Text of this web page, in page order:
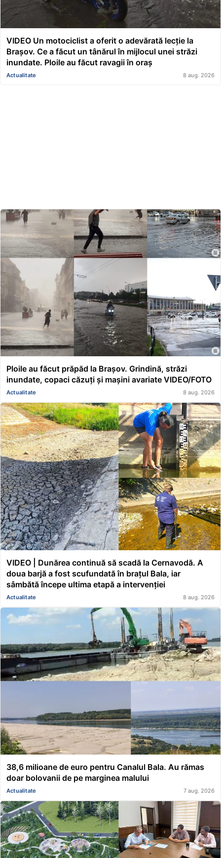
VIDEO Un motociclist a oferit o adevărată lecție la
Brașov. Ce a făcut un tânărul în mijlocul unei străzi
inundate. Ploile au făcut ravagii în oraș
Actualitate 8 aug. 2026
Ploile au făcut prăpăd la Brașov. Grindină, străzi
inundate, copaci căzuți și mașini avariate VIDEO/FOTO
Actualitate 8 aug. 2026
VIDEO | Dunărea continuă să scadă la Cernavodă. A
doua barjă a fost scufundată în brațul Bala, iar
sâmbătă începe ultima etapă a intervenției
Actualitate 8 aug. 2026
38,6 milioane de euro pentru Canalul Bala. Au rămas
doar bolovanii de pe marginea malului
Actualitate 7 aug. 2026